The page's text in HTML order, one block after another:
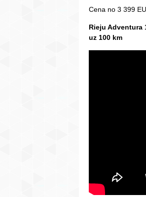
Cena no 3 399
Rieju Adventura
uz 100 km